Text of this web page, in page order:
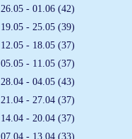
26.05 - 01.06 (42)
19.05 - 25.05 (39)
12.05 - 18.05 (37)
05.05 - 11.05 (37)
28.04 - 04.05 (43)
21.04 - 27.04 (37)
14.04 - 20.04 (37)
07.04 - 13.04 (33)